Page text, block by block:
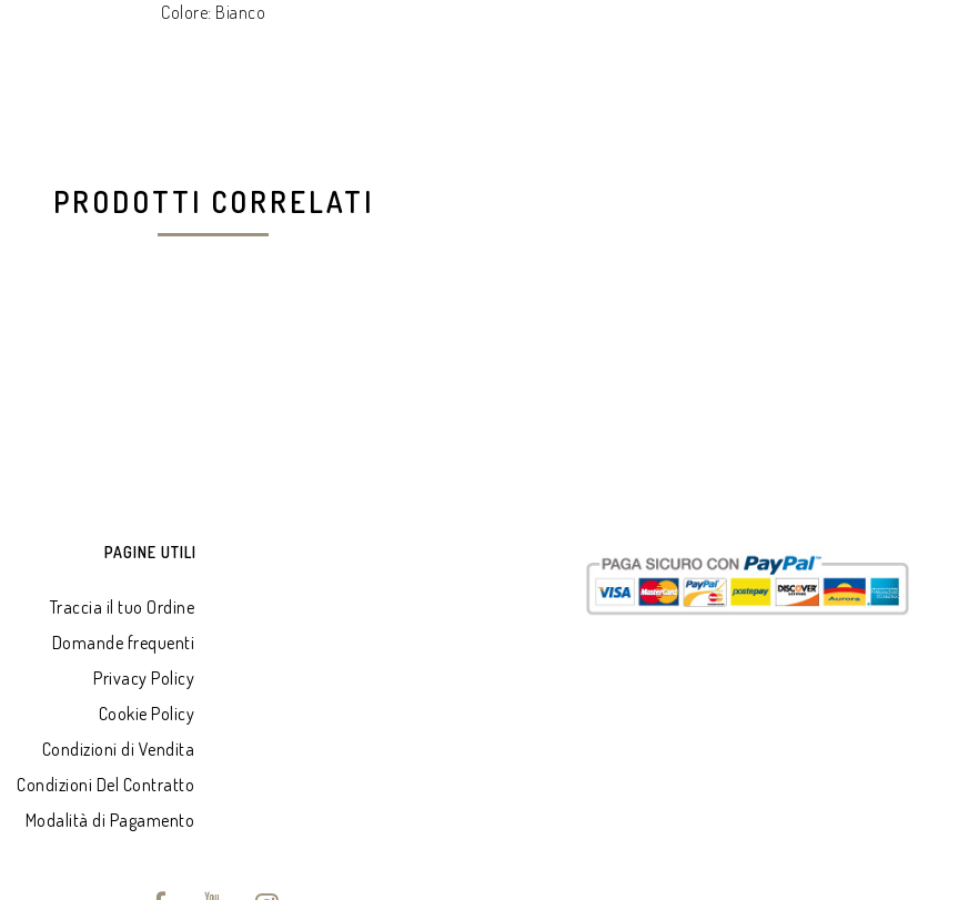
Colore: Bianco
PRODOTTI CORRELATI
PAGINE UTILI
Traccia il tuo Ordine
Domande frequenti
Privacy Policy
Cookie Policy
Condizioni di Vendita
Condizioni Del Contratto
Modalità di Pagamento